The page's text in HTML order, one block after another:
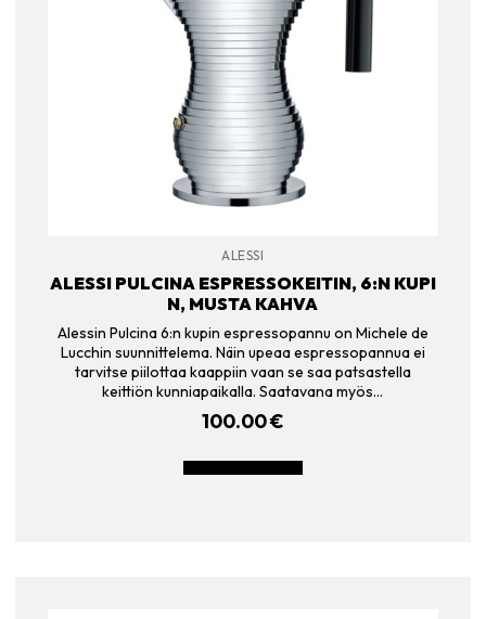
ALESSI
ALESSI PULCINA ESPRESSOKEITIN, 6:N KUPI
N, MUSTA KAHVA
Alessin Pulcina 6:n kupin espressopannu on Michele de
Lucchin suunnittelema. Näin upeaa espressopannua ei
tarvitse piilottaa kaappiin vaan se saa patsastella
keittiön kunniapaikalla. Saatavana myös…
100.00€